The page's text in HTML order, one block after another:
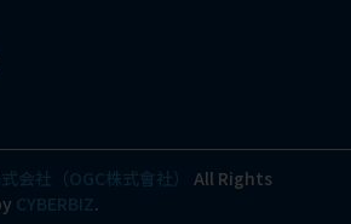
会社（OGC株式會社）
All Rights
CYBERBIZ.